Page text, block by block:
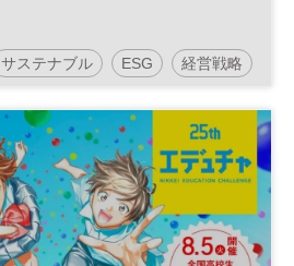
サステナブル ESG 経営戦略